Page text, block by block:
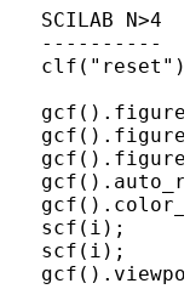
N>4
----------
clf("reset")
scf(i);
scf(i);